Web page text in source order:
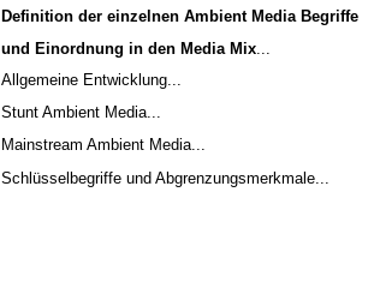
Definition der einzelnen Ambient Media Begriffe
und Einordnung in den Media Mix...
Allgemeine Entwicklung...
Stunt Ambient Media...
Mainstream Ambient Media...
Schlüsselbegriffe und Abgrenzungsmerkmale...